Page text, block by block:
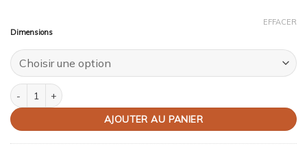
Dimensions
EFFACER
quantité de Sachets de Pâques Panpan fond carton
AJOUTER AU PANIER